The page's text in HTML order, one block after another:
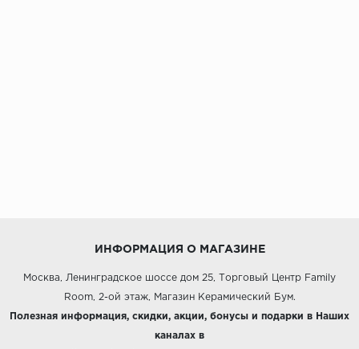
ИНФОРМАЦИЯ О МАГАЗИНЕ
Москва, Ленинградское шоссе дом 25, Торговый Центр Family
Room, 2-ой этаж, Магазин Керамический Бум.
Полезная информация, скидки, акции, бонусы и подарки в Наших
каналах в